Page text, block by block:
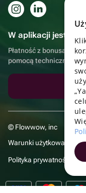
W aplikacji jest to
Płatność z bonusami,
pomocą techniczną
© Flowwow, inc
Warunki użytkowania
Polityka prywatności